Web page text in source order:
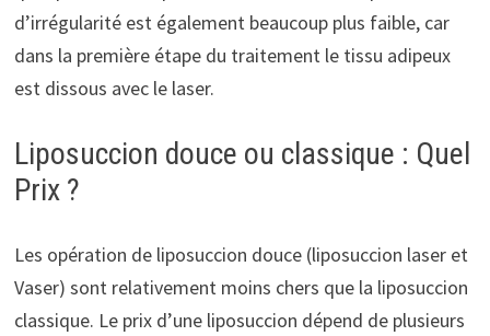
d’irrégularité est également beaucoup plus faible, car
dans la première étape du traitement le tissu adipeux
est dissous avec le laser.
Liposuccion douce ou classique : Quel
Prix ?
Les opération de liposuccion douce (liposuccion laser et
Vaser) sont relativement moins chers que la liposuccion
classique. Le prix d’une liposuccion dépend de plusieurs